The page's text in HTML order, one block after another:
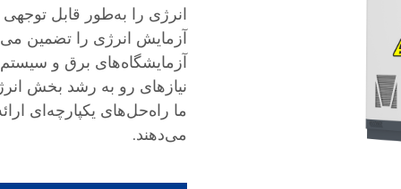
انرژی را به‌طور قابل
آزمایش انرژی را تضمین
آزمایشگاه‌های برق و
نیازهای رو به رشد بخش
ما راه‌حل‌های یکپارچه‌ای
می‌دهند.